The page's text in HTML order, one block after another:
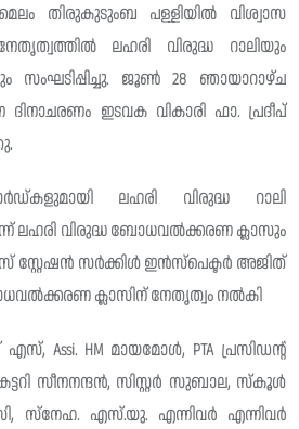
തിരുകുടുംബ പള്ളിയിൽ വിശ്വാസ
ലഹരി വിരുദ്ധ റാലിയും
സംഘടിപ്പിച്ചു. ജൂൺ 28 ഞായാറാഴ്ച
ദിനാചരണം ഇടവക വികാരി ഫാ. പ്രദീപ്
ലഹരി വിരുദ്ധ റാലി
ലഹരി വിരുദ്ധ ബോധവൽക്കരണ ക്ലാസും
സ്റ്റേഷൻ സർക്കിൾ ഇൻസ്‌പെക്ടർ അജിത്
ക്ലാസിന് നേതൃത്വം നൽകി
Assi. HM മായമോൾ, PTA പ്രസിഡന്റ്‌
സീനനന്ദൻ, സിസ്റ്റർ സുബാല, സ്കൂൾ
സ്‌നേഹ. എസ്.യു. എന്നിവർ എന്നിവർ